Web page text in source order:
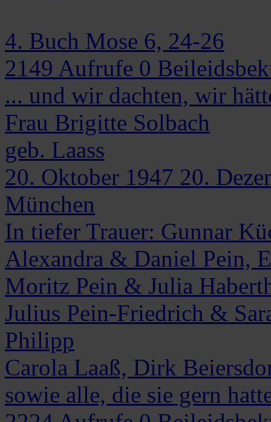
4. Buch Mose 6, 24-26
2149 Aufrufe 0
... und wir dachten, wir
Frau Brigitte Solbach
geb. Laass
20. Oktober 1947 20.
München
In tiefer Trauer: Gunnar
Alexandra & Daniel Pein,
Moritz Pein & Julia
Julius Pein-Friedrich &
Philipp
Carola Laaß, Dirk
sowie alle, die sie gern